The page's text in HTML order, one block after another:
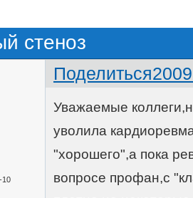
стеноз
Поделиться
10
Уважаемые
уволила
"хорошего",а пока
вопросе профан,с